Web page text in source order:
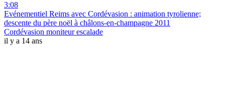
3:08
Evénementiel Reims avec Cordévasion : animation tyrolienne;
descente du père noël à châlons-en-champagne 2011
Cordévasion moniteur escalade
il y a 14 ans